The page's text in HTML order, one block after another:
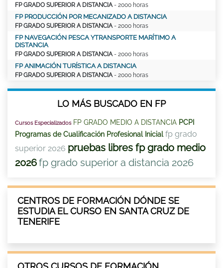
FP GRADO SUPERIOR A DISTANCIA - 2000 horas
FP PRODUCCIÓN POR MECANIZADO A DISTANCIA
FP GRADO SUPERIOR A DISTANCIA - 2000 horas
FP NAVEGACIÓN PESCA YTRANSPORTE MARÍTIMO A
DISTANCIA
FP GRADO SUPERIOR A DISTANCIA - 2000 horas
FP ANIMACIÓN TURÍSTICA A DISTANCIA
FP GRADO SUPERIOR A DISTANCIA - 2000 horas
LO MÁS BUSCADO EN FP
Cursos Especializados FP GRADO MEDIO A DISTANCIA PCPI
Programas de Cualificación Profesional Inicial fp grado
superior 2026 pruebas libres fp grado medio
2026fp grado superior a distancia 2026
CENTROS DE FORMACIÓN DÓNDE SE
ESTUDIA EL CURSO EN SANTA CRUZ DE
TENERIFE